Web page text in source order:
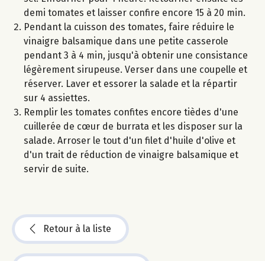
demi tomates et laisser confire encore 15 à 20 min.
Pendant la cuisson des tomates, faire réduire le
vinaigre balsamique dans une petite casserole
pendant 3 à 4 min, jusqu'à obtenir une consistance
légèrement sirupeuse. Verser dans une coupelle et
réserver. Laver et essorer la salade et la répartir
sur 4 assiettes.
Remplir les tomates confites encore tièdes d'une
cuillerée de cœur de burrata et les disposer sur la
salade. Arroser le tout d'un filet d'huile d'olive et
d'un trait de réduction de vinaigre balsamique et
servir de suite.
Retour à la liste